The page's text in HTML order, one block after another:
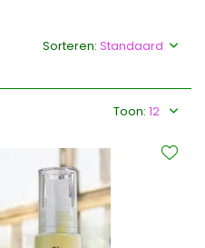
Toon:
Sorteren: